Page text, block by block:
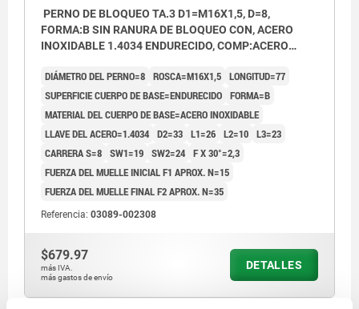
PERNO DE BLOQUEO TA.3 D1=M16X1,5, D=8,
FORMA:B SIN RANURA DE BLOQUEO CON, ACERO
INOXIDABLE 1.4034 ENDURECIDO, COMP:ACERO
DIÁMETRO DEL PERNO=8 ROSCA=M16X1,5 LONGITUD=77
SUPERFICIE CUERPO DE BASE=ENDURECIDO FORMA=B
MATERIAL DEL CUERPO DE BASE=ACERO INOXIDABLE
LLAVE DEL ACERO=1.4034 D2=33 L1=26 L2=10 L3=23
CARRERA S=8 SW1=19 SW2=24 F X 30°=2,3
FUERZA DEL MUELLE INICIAL F1 APROX. N=15
FUERZA DEL MUELLE FINAL F2 APROX. N=35
Referencia: 03089-002308
$679.97
más IVA.
más gastos de envío
DETALLES